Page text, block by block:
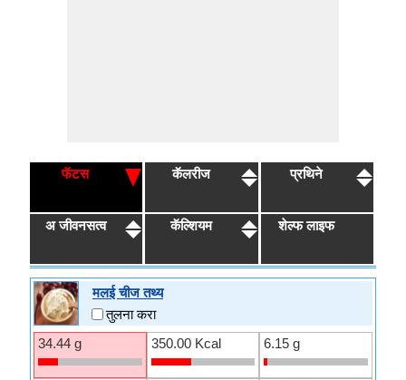
फॅटस कॅलरीज प्रथिने
अ जीवनसत्व कॅल्शियम शेल्फ लाइफ
मलई चीज तथ्य
तुलना करा
34.44 g
350.00 Kcal 6.15 g